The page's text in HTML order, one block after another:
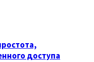
доступа